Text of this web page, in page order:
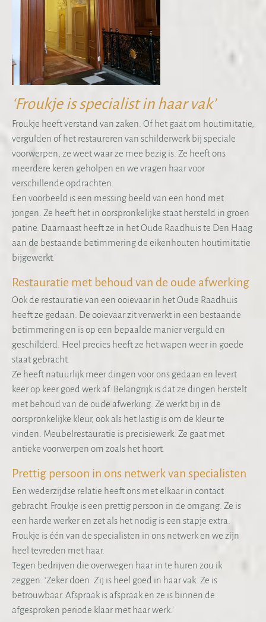
‘Froukje is specialist in haar vak’
Froukje heeft verstand van zaken. Of het gaat om houtimitatie,
vergulden of het restaureren van schilderwerk bij speciale
voorwerpen, ze weet waar ze mee bezig is. Ze heeft ons
meerdere keren geholpen en we vragen haar voor
verschillende opdrachten.
Een voorbeeld is een messing beeld van een hond met
jongen. Ze heeft het in oorspronkelijke staat hersteld in groen
patine. Daarnaast heeft ze in het Oude Raadhuis te Den Haag
aan de bestaande betimmering de eikenhouten houtimitatie
bijgewerkt.
Restauratie met behoud van de oude afwerking
Ook de restauratie van een ooievaar in het Oude Raadhuis
heeft ze gedaan. De ooievaar zit verwerkt in een bestaande
betimmering en is op een bepaalde manier verguld en
geschilderd. Heel precies heeft ze het wapen weer in goede
staat gebracht.
Ze heeft natuurlijk meer dingen voor ons gedaan en levert
keer op keer goed werk af. Belangrijk is dat ze dingen herstelt
met behoud van de oude afwerking. Ze werkt bij in de
oorspronkelijke kleur, ook als het lastig is om de kleur te
vinden. Meubelrestauratie is precisiewerk. Ze gaat met
antieke voorwerpen om zoals het hoort.
Prettig persoon in ons netwerk van specialisten
Een wederzijdse relatie heeft ons met elkaar in contact
gebracht. Froukje is een prettig persoon in de omgang. Ze is
een harde werker en zet als het nodig is een stapje extra.
Froukje is één van de specialisten in ons netwerk en we zijn
heel tevreden met haar.
Tegen bedrijven die overwegen haar in te huren zou ik
zeggen: ‘Zeker doen. Zij is heel goed in haar vak. Ze is
betrouwbaar. Afspraak is afspraak en ze is binnen de
afgesproken periode klaar met haar werk.’